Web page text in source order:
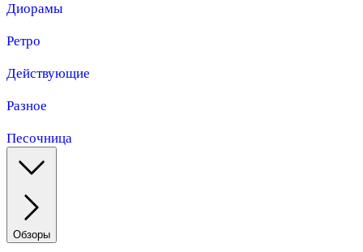
Диорамы
Ретро
Действующие
Разное
Песочница
Обзоры